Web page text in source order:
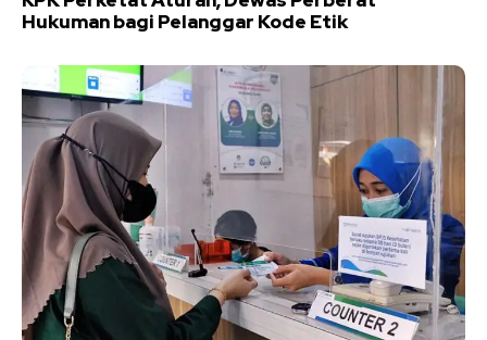
Hukuman bagi Pelanggar Kode Etik